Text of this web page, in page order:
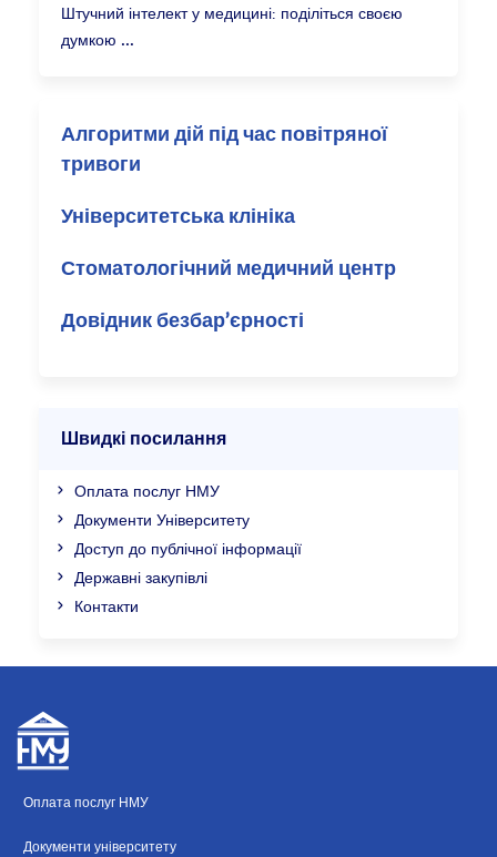
Штучний інтелект у медицині: поділіться своєю
думкою
Алгоритми дій під час повітряної
тривоги
Університетська клініка
Стоматологічний медичний центр
Довідник безбар’єрності
Швидкі посилання
Оплата послуг НМУ
Документи Університету
Доступ до публічної інформації
Державні закупівлі
Контакти
Оплата послуг НМУ
Документи університету